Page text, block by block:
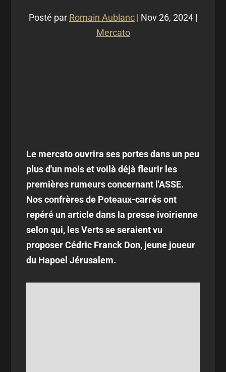
Posté par Romain Aublanc | Nov 26, 2024 |
Mercato
Le mercato ouvrira ses portes dans un peu
plus d'un mois et voilà déjà fleurir les
premières rumeurs concernant l'ASSE.
Nos confrères de Poteaux-carrés ont
repéré un article dans la presse ivoirienne
selon qui, les Verts se seraient vu
proposer Cédric Franck Don, jeune joueur
du Hapoel Jérusalem.